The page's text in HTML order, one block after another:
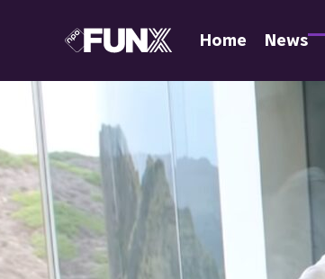
Home News